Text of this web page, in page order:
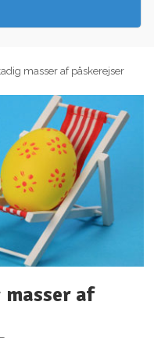
masser af påskerejser
af